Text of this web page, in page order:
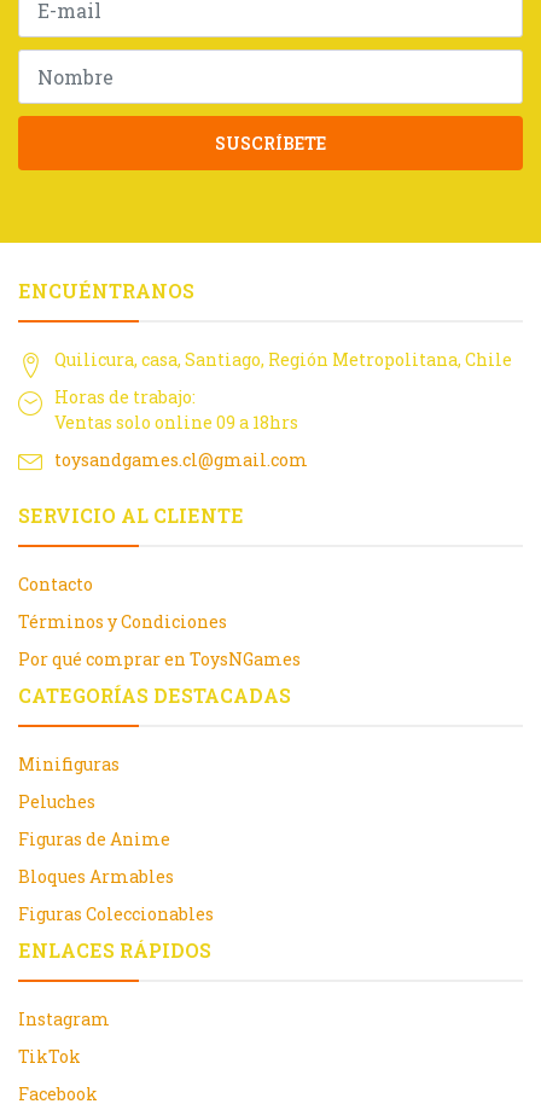
SUSCRÍBETE
ENCUÉNTRANOS
Quilicura, casa, Santiago, Región Metropolitana, Chile
Horas de trabajo:
Ventas solo online 09 a 18hrs
toysandgames.cl@gmail.com
SERVICIO AL CLIENTE
Contacto
Términos y Condiciones
Por qué comprar en ToysNGames
CATEGORÍAS DESTACADAS
Minifiguras
Peluches
Figuras de Anime
Bloques Armables
Figuras Coleccionables
ENLACES RÁPIDOS
Instagram
TikTok
Facebook